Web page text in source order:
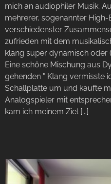
mich an audiophiler Musik.
mehrerer, sogenannter
verschiedenster
zufrieden mit dem
klang super dynamisch oder
Eine schöne Mischung aus
gehenden " Klang vermisste
Schallplatte um und kaufte
Analogspieler mit
kam ich meinem Ziel [...]